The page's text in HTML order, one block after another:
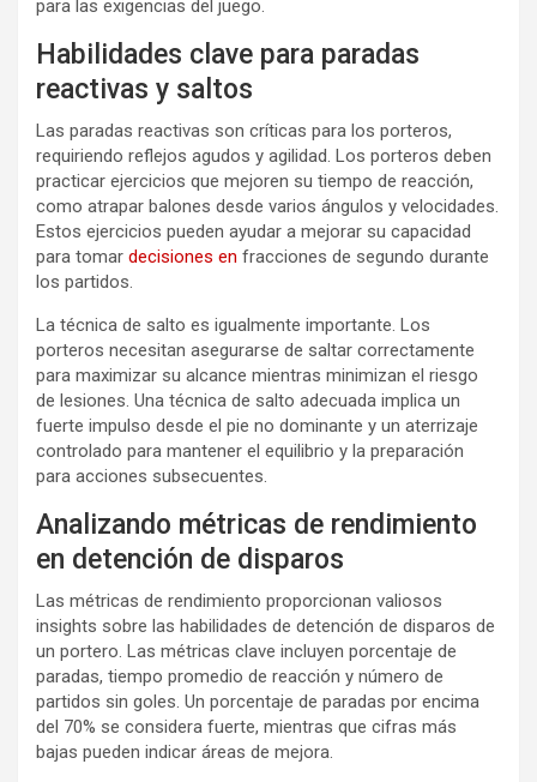
para las exigencias del juego.
Habilidades clave para paradas
reactivas y saltos
Las paradas reactivas son críticas para los porteros,
requiriendo reflejos agudos y agilidad. Los porteros deben
practicar ejercicios que mejoren su tiempo de reacción,
como atrapar balones desde varios ángulos y velocidades.
Estos ejercicios pueden ayudar a mejorar su capacidad
para tomar decisiones en fracciones de segundo durante
los partidos.
La técnica de salto es igualmente importante. Los
porteros necesitan asegurarse de saltar correctamente
para maximizar su alcance mientras minimizan el riesgo
de lesiones. Una técnica de salto adecuada implica un
fuerte impulso desde el pie no dominante y un aterrizaje
controlado para mantener el equilibrio y la preparación
para acciones subsecuentes.
Analizando métricas de rendimiento
en detención de disparos
Las métricas de rendimiento proporcionan valiosos
insights sobre las habilidades de detención de disparos de
un portero. Las métricas clave incluyen porcentaje de
paradas, tiempo promedio de reacción y número de
partidos sin goles. Un porcentaje de paradas por encima
del 70% se considera fuerte, mientras que cifras más
bajas pueden indicar áreas de mejora.